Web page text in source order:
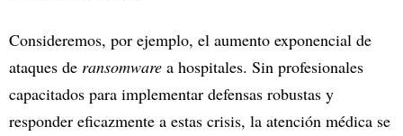
Consideremos, por ejemplo, el aumento exponencial de
ataques de ransomware a hospitales. Sin profesionales
capacitados para implementar defensas robustas y
responder eficazmente a estas crisis, la atención médica se